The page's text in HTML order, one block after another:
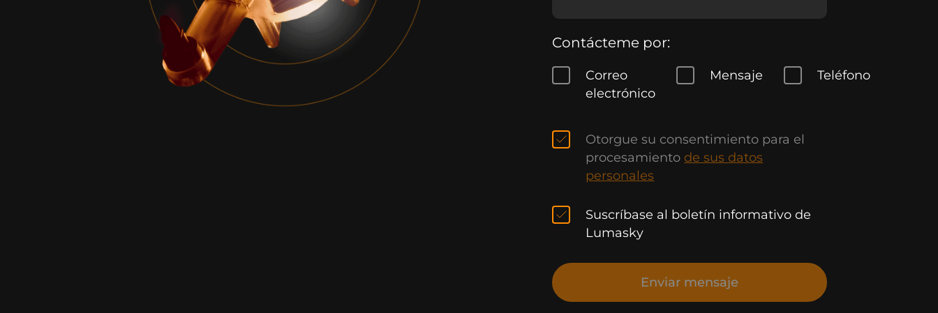
Contácteme por:
Correo
electrónico
Mensaje Teléfono
Otorgue su consentimiento para el
procesamiento de sus datos
personales
Suscríbase al boletín informativo de
Lumasky
Enviar mensaje